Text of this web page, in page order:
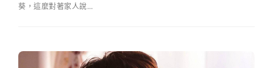
葵，這麼對著家人說…